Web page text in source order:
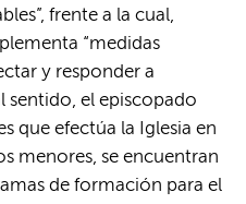
frente a la cual,
“medidas
y responder a
sentido, el episcopado
que efectúa la Iglesia en
menores, se encuentran
de formación para el